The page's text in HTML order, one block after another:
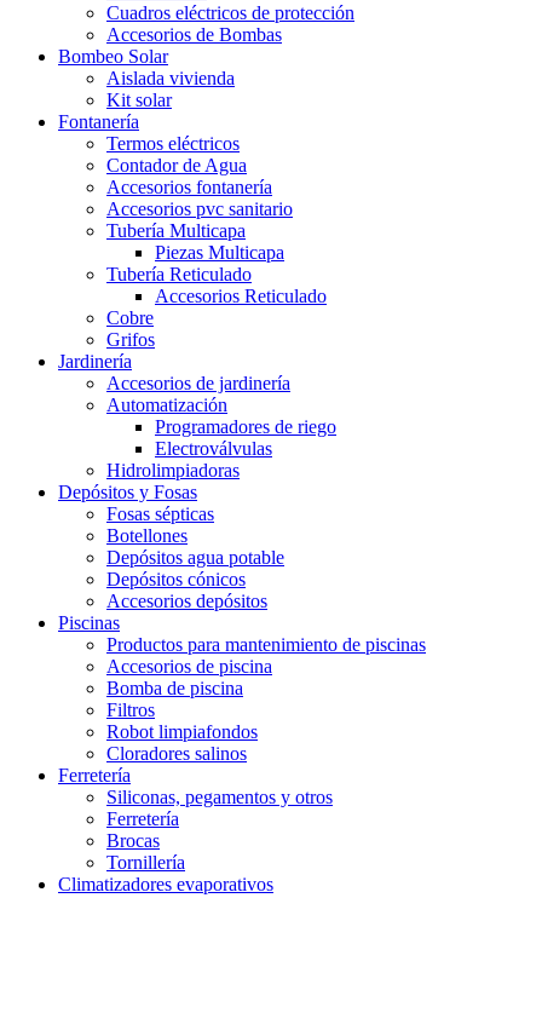
Cuadros eléctricos de protección
Accesorios de Bombas
Bombeo Solar
Aislada vivienda
Kit solar
Fontanería
Termos eléctricos
Contador de Agua
Accesorios fontanería
Accesorios pvc sanitario
Tubería Multicapa
Piezas Multicapa
Tubería Reticulado
Accesorios Reticulado
Cobre
Grifos
Jardinería
Accesorios de jardinería
Automatización
Programadores de riego
Electroválvulas
Hidrolimpiadoras
Depósitos y Fosas
Fosas sépticas
Botellones
Depósitos agua potable
Depósitos cónicos
Accesorios depósitos
Piscinas
Productos para mantenimiento de piscinas
Accesorios de piscina
Bomba de piscina
Filtros
Robot limpiafondos
Cloradores salinos
Ferretería
Siliconas, pegamentos y otros
Ferretería
Brocas
Tornillería
Climatizadores evaporativos